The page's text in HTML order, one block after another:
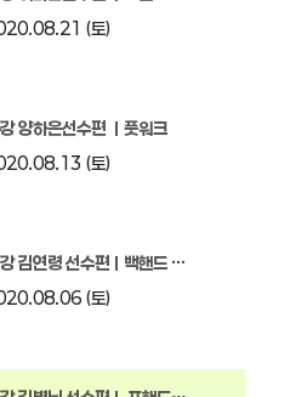
(토)
양하은선수편 ㅣ풋워크
(토)
김연령 선수편ㅣ백핸드 드라이브 쇼트
(토)